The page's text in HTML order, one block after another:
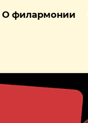
О филармонии